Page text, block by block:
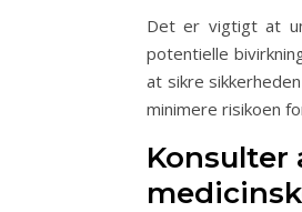
Det er vigtigt at
potentielle
at sikre
minimere risikoen